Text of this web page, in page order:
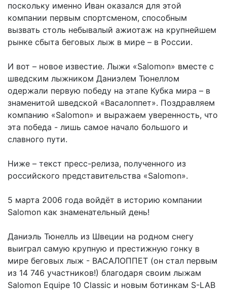
поскольку именно Иван оказался для этой
компании первым спортсменом, способным
вызвать столь небывалый ажиотаж на крупнейшем
рынке сбыта беговых лыж в мире – в России.
И вот – новое известие. Лыжи «Salomon» вместе с
шведским лыжником Даниэлем Тюнеллом
одержали первую победу на этапе Кубка мира – в
знаменитой шведской «Васалоппет». Поздравляем
компанию «Salomon» и выражаем уверенность, что
эта победа - лишь самое начало большого и
славного пути.
Ниже – текст пресс-релиза, полученного из
российского представительства «Salomon».
5 марта 2006 года войдёт в историю компании
Salomon как знаменательный день!
Даниэль Тюнелль из Швеции на родном снегу
выиграл самую крупную и престижную гонку в
мире беговых лыж - ВАСАЛОППЕТ (он стал первым
из 14 746 участников!) благодаря своим лыжам
Salomon Equipe 10 Classic и новым ботинкам S-LAB